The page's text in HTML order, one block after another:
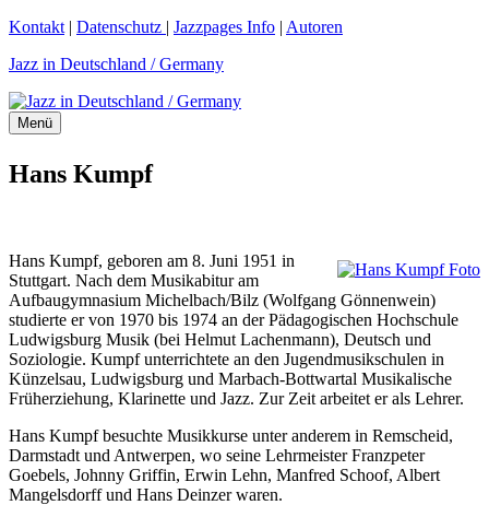
Zum
springen
Kontakt | Datenschutz | Jazzpages Info | Autoren
Jazz in Deutschland / Germany
Menü
Hans Kumpf
Hans Kumpf, geboren am 8. Juni 1951 in
Stuttgart. Nach dem Musikabitur am
Aufbaugymnasium Michelbach/Bilz (Wolfgang Gönnenwein)
studierte er von 1970 bis 1974 an der Pädagogischen Hochschule
Ludwigsburg Musik (bei Helmut Lachenmann), Deutsch und
Soziologie. Kumpf unterrichtete an den Jugendmusikschulen in
Künzelsau, Ludwigsburg und Marbach-Bottwartal Musikalische
Früherziehung, Klarinette und Jazz. Zur Zeit arbeitet er als Lehrer.
Hans Kumpf besuchte Musikkurse unter anderem in Remscheid,
Darmstadt und Antwerpen, wo seine Lehrmeister Franzpeter
Goebels, Johnny Griffin, Erwin Lehn, Manfred Schoof, Albert
Mangelsdorff und Hans Deinzer waren.